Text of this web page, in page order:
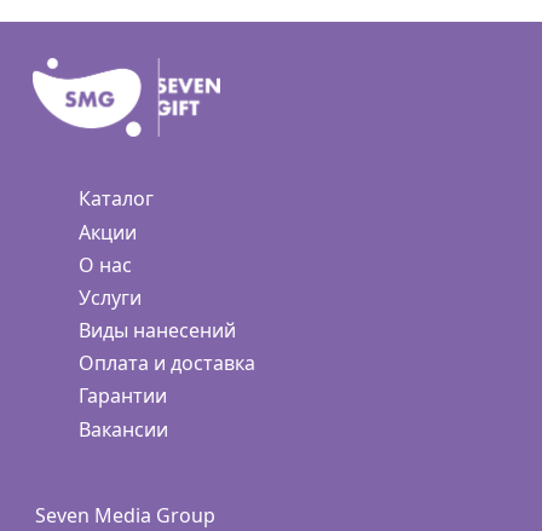
Каталог
Акции
О нас
Услуги
Виды нанесений
Оплата и доставка
Гарантии
Вакансии
Seven Media Group